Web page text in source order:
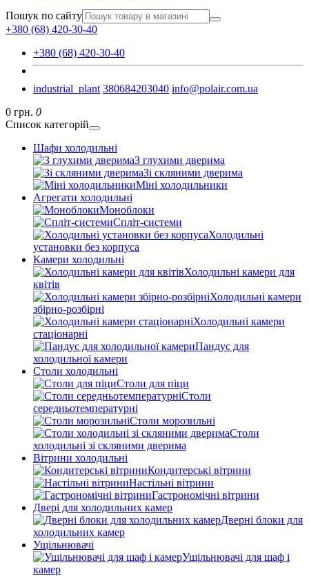
Пошук по сайту
+380 (68) 420-30-40
+380 (68) 420-30-40
industrial_plant 380684203040 info@polair.com.ua
0 грн. 0
Список категорій
Шафи холодильні
З глухими дверима
Зі скляними дверима
Міні холодильники
Агрегати холодильні
Моноблоки
Спліт-системи
Холодильні
установки без корпуса
Камери холодильні
Холодильні камери для
квітів
Холодильні камери
збірно-розбірні
Холодильні камери
стаціонарні
Пандус для
холодильної камери
Столи холодильні
Столи для піци
Столи
середньотемпературні
Столи морозильні
Столи
холодильні зі скляними дверима
Вітрини холодильні
Кондитерські вітрини
Настільні вітрини
Гастрономічні вітрини
Двері для холодильних камер
Дверні блоки для
холодильних камер
Ущільнювачі
Ущільнювачі для шаф і
камер